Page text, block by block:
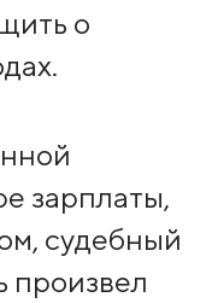
о
зарплаты,
судебный
произвел